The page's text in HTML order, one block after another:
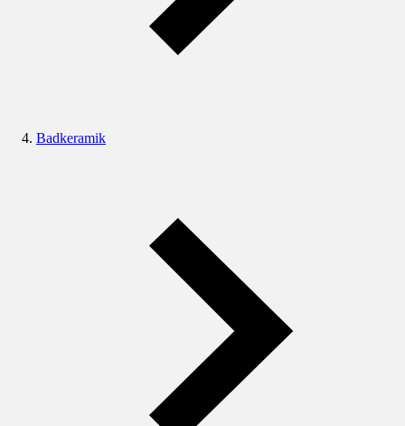
Badkeramik